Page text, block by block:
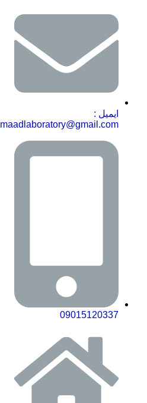
ایمیل :
maadlaboratory@gmail.com
09015120337